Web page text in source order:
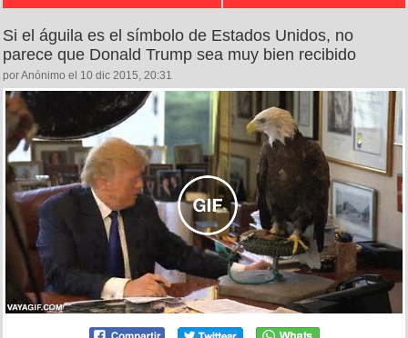
Si el águila es el símbolo de Estados Unidos, no
parece que Donald Trump sea muy bien recibido
por Anónimo el 10 dic 2015, 20:31